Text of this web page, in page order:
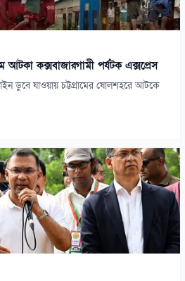
আটকা কক্সবাজারগামী পর্যটক এক্সপ্রেস
ডুবে যাওয়ায় চট্টগ্রামের ষোলশহরে আটকে